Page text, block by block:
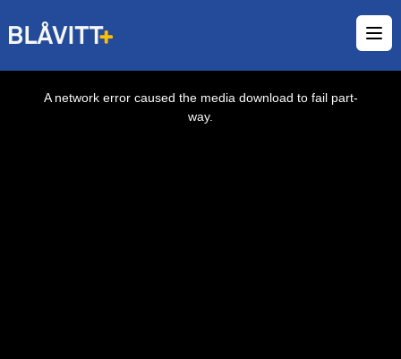
A network error caused the media download to fail part-
way.